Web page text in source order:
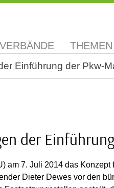
THEMEN
Einführung der Pkw-
der
am 7. Juli 2014 das
Dieter Dewes vor den